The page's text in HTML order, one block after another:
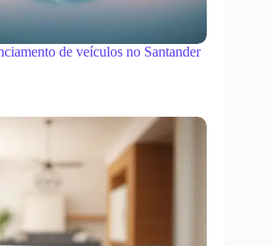
de veículos no Santander